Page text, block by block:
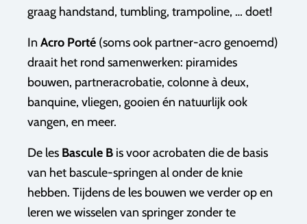
graag handstand, tumbling, trampoline, … doet!
In Acro Porté (soms ook partner-acro genoemd)
draait het rond samenwerken: piramides
bouwen, partneracrobatie, colonne à deux,
banquine, vliegen, gooien én natuurlijk ook
vangen, en meer.
De les Bascule B is voor acrobaten die de basis
van het bascule-springen al onder de knie
hebben. Tijdens de les bouwen we verder op en
leren we wisselen van springer zonder te